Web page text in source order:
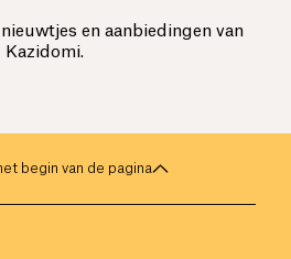
en aanbiedingen van
Kazidomi.
begin van de pagina